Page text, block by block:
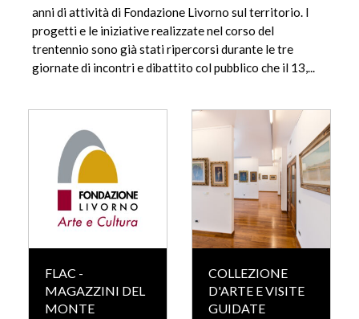
anni di attività di Fondazione Livorno sul territorio. I
progetti e le iniziative realizzate nel corso del
trentennio sono già stati ripercorsi durante le tre
giornate di incontri e dibattito col pubblico che il 13,...
FLAC -
MAGAZZINI DEL
MONTE
COLLEZIONE
D'ARTE E VISITE
GUIDATE